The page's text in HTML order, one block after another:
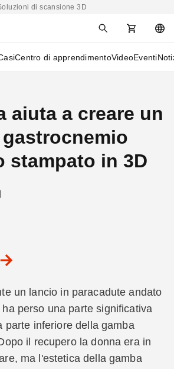
di scansione 3D
Centro di apprendimentoVideoEventi
aiuta a creare un
stampato in 3D
un lancio in paracadute andato
perso una parte significativa
parte inferiore della gamba
il recupero la donna era in
ma l'estetica della gamba